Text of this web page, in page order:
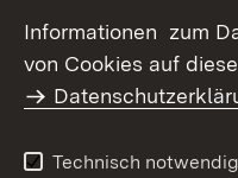
Benutzungshinweise
Informationen zum
von Cookies auf
Technisch